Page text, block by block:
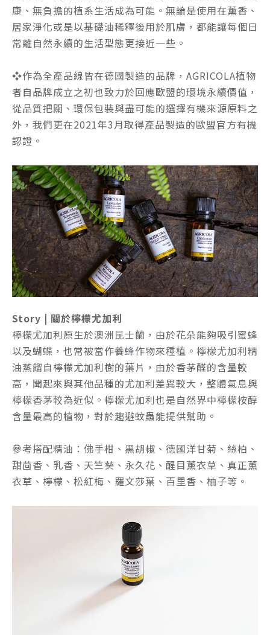
康、無負擔的植系生活成為可能。無論是使用在薰香、
居家淨化或是以基礎油稀釋後用於肌膚，都能讓每個日
常離自然永續的生活型態更接近一些。
❖作為全產品線皆在德國製造的品牌，AGRICOLA植物
者自品牌成立之初也致力於回應歐盟的環境永續價值，
從品質把關、環保包裝與盡可能的選擇有機來源原料之
外，我們更在2021年3月取得產品製造的歐盟官方有機
認證。
Story | 關於檸檬尤加利
檸檬尤加利原生於澳洲昆士蘭，由於花朵能夠吸引蜜蜂
以及蝴蝶，也常被當作養蜂作物來種植。檸檬尤加利精
油蒸餾自檸檬尤加利樹的葉片，由於香茅醛的含量較
高，聞起來與其他品種的尤加利差異較大，整體氣息與
檸檬香茅較為近似。檸檬尤加利也是自然界中檸檬桉醇
含量最高的植物，對於趨避蚊蟲能提供幫助。
參考搭配精油： 佛手柑、黑胡椒、德國洋甘菊、絲柏、
甜茴香、乳香、天竺葵、永久花、醒目薰衣草、真正薰
衣草、檸檬、松紅梅、羅文莎葉、百里香、柚子等。